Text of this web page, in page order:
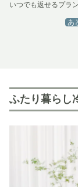
いつでも返せるプラン
あ
ふたり暮らし